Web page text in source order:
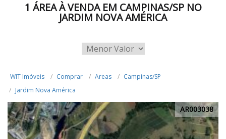
1 ÁREA À VENDA EM CAMPINAS/SP NO
JARDIM NOVA AMÉRICA
WIT Imóveis Comprar Areas
Campinas/SP
Jardim Nova América
AR003038